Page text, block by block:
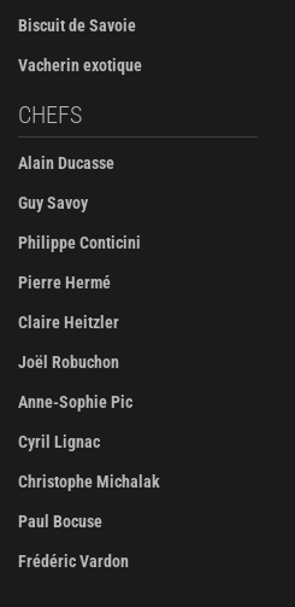
Biscuit de Savoie
Vacherin exotique
CHEFS
Alain Ducasse
Guy Savoy
Philippe Conticini
Pierre Hermé
Claire Heitzler
Joël Robuchon
Anne-Sophie Pic
Cyril Lignac
Christophe Michalak
Paul Bocuse
Frédéric Vardon